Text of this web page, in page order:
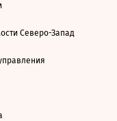
Северо-Запад